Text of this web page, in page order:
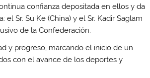
confianza depositada en ellos y da
Sr. Su Ke (China) y el Sr. Kadir Saglam
de la Confederación.
y progreso, marcando el inicio de un
con el avance de los deportes y